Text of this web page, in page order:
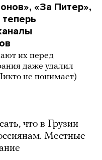
«За Питер»,
их перед
даже удалил
не понимает)
что в Грузии
Местные